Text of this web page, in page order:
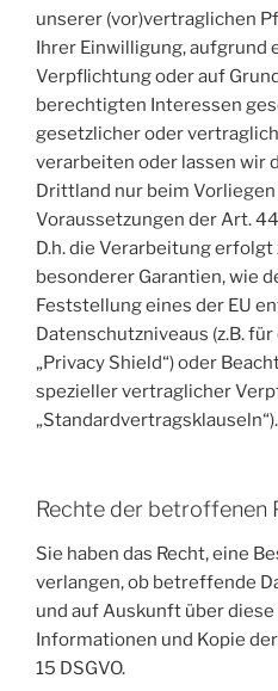
unserer (vor)vertraglichen
Ihrer Einwilligung, aufgrund
Verpflichtung oder auf
berechtigten Interessen
gesetzlicher oder
verarbeiten oder lassen wir
Drittland nur beim
Voraussetzungen der Art.
D.h. die Verarbeitung erfolgt
besonderer Garantien, wie
Feststellung eines der EU
Datenschutzniveaus (z.B.
„Privacy Shield“) oder
spezieller vertraglicher
„Standardvertragsklauseln“).
Rechte der betroffenen
Sie haben das Recht, eine
verlangen, ob betreffende
und auf Auskunft über
Informationen und Kopie
15 DSGVO.